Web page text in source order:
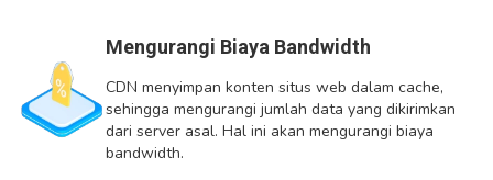
Mengurangi Biaya Bandwidth
CDN menyimpan konten situs web dalam cache,
sehingga mengurangi jumlah data yang dikirimkan
dari server asal. Hal ini akan mengurangi biaya
bandwidth.